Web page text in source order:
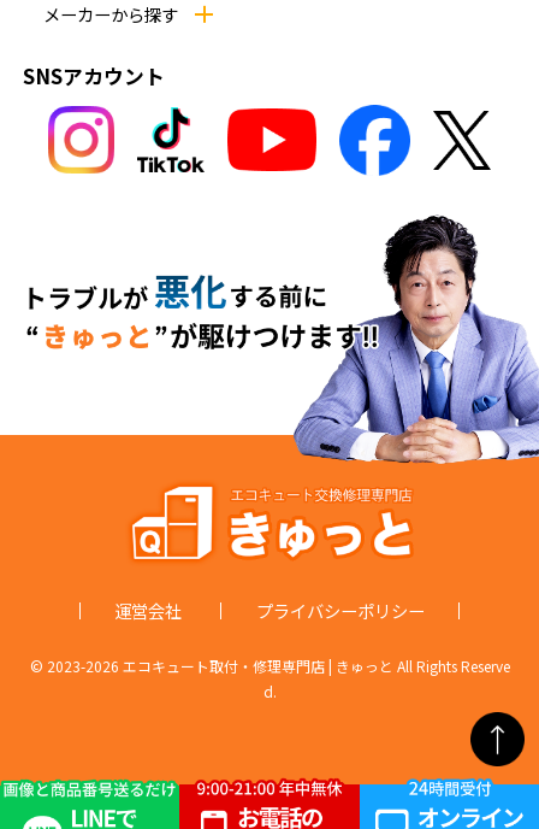
メーカーから探す
SNSアカウント
運営会社 プライバシーポリシー
© 2023-2026 エコキュート取付・修理専門店 | きゅっと All Rights Reserve
d.